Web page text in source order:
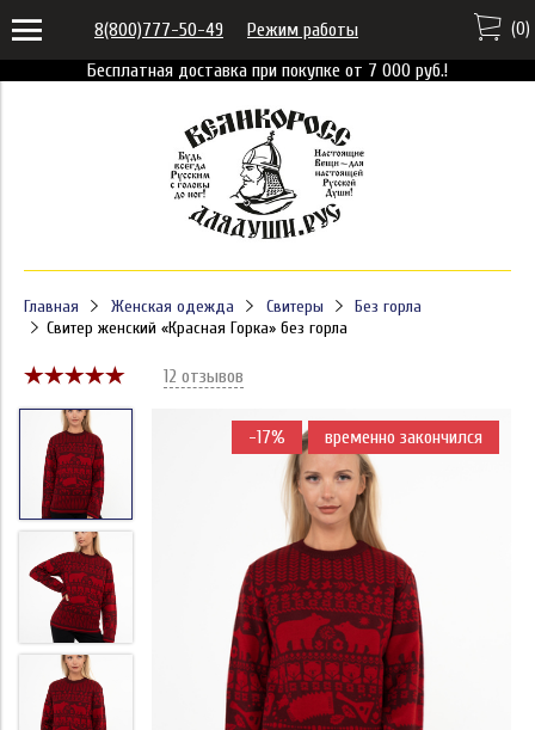
Бесплатная доставка при покупке от 7 000 руб.!
8(800)777-50-49 Режим работы (0)
Главная Женская одежда Свитеры
Без горла
Свитер женский «Красная Горка» без горла
12 отзывов
-17% временно закончился